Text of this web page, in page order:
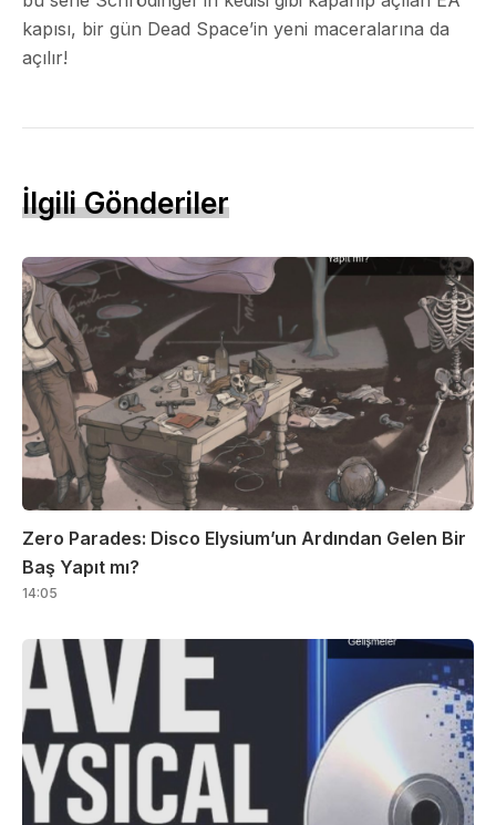
kapısı, bir gün Dead Space’in yeni maceralarına da
açılır!
İlgili Gönderiler
Zero Parades: Disco Elysium’un Ardından Gelen Bir
Baş Yapıt mı?
14:05